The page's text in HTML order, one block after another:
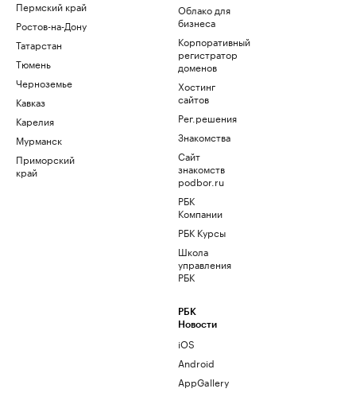
Пермский край
Ростов-на-Дону
Татарстан
Тюмень
Черноземье
Кавказ
Карелия
Мурманск
Приморский
край
Облако для
бизнеса
Корпоративный
регистратор
доменов
Хостинг
сайтов
Рег.решения
Знакомства
Сайт
знакомств
podbor.ru
РБК
Компании
РБК Курсы
Школа
управления
РБК
РБК
Новости
iOS
Android
AppGallery